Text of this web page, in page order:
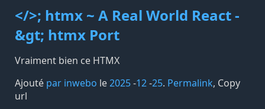
</>; htmx ~ A Real World React -
&gt; htmx Port
Vraiment bien ce HTMX
Ajouté par inwebo le2025-12-25. Permalink, Copy
url